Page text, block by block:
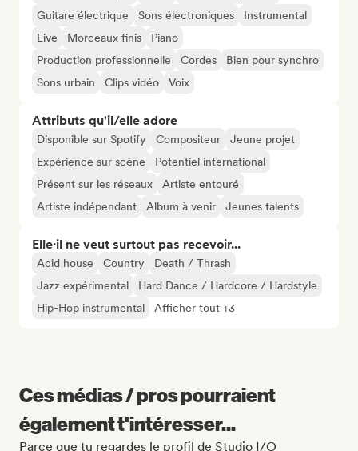
Guitare électrique
Sons électroniques
Instrumental
Live
Morceaux finis
Piano
Production professionnelle
Cordes
Bien pour synchro
Sons urbain
Clips vidéo Voix
Attributs qu'il/elle adore
Disponible sur Spotify Compositeur
Jeune projet
Expérience sur scène
Potentiel international
Présent sur les réseaux
Artiste entouré
Artiste indépendant
Album à venir Jeunes talents
Elle·il ne veut surtout pas recevoir...
Acid house Country
Death / Thrash
Jazz expérimental
Hard Dance / Hardcore / Hardstyle
Hip-Hop instrumental
Afficher tout +3
Ces médias / pros pourraient
également t'intéresser...
Parce que tu regardes le profil de Studio I/O